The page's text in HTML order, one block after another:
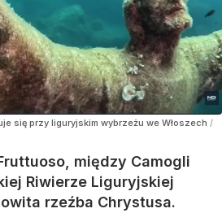
się przy liguryjskim wybrzeżu we Włoszech /
między Camogli
Riwierze Liguryjskiej
rzeźba Chrystusa.